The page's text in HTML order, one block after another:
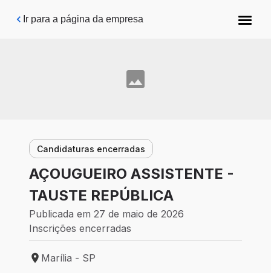
Pular para o conteúdo principal
Ir para a página da empresa
Candidaturas encerradas
AÇOUGUEIRO ASSISTENTE -
TAUSTE REPÚBLICA
Publicada em 27 de maio de 2026
Inscrições encerradas
Local de trabalho: Marília - SP
Marília - SP